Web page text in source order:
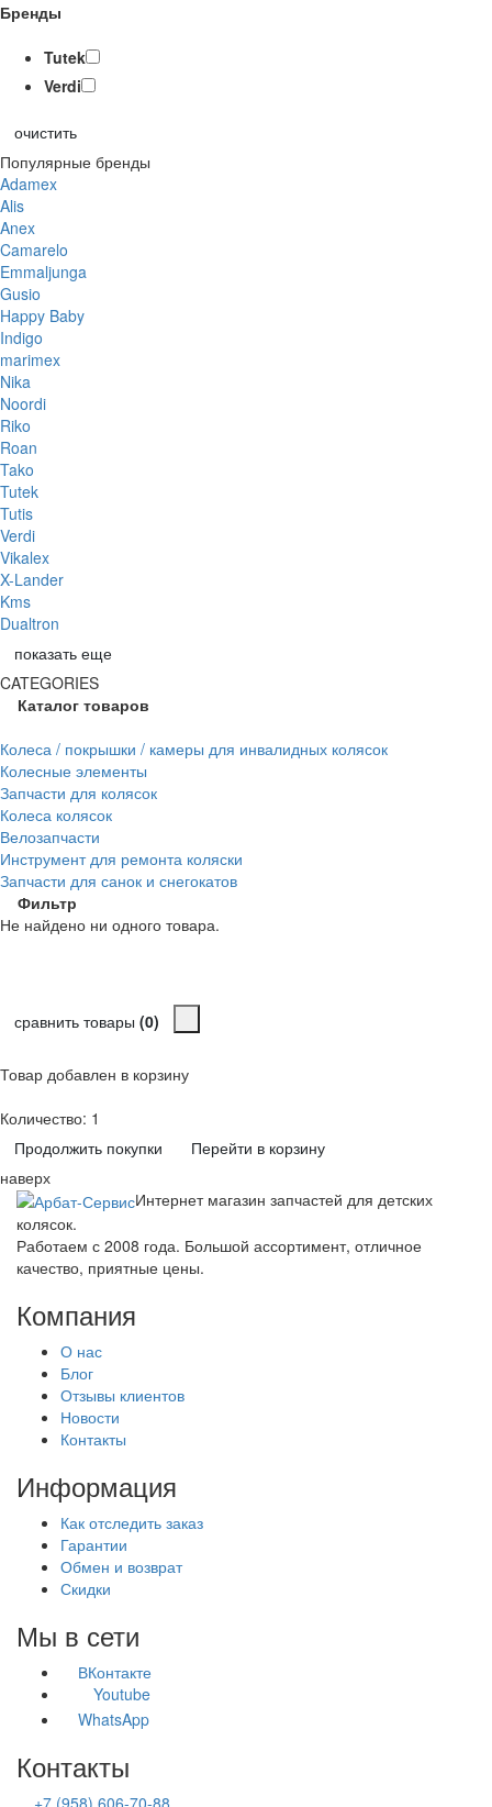
Бренды
Tutek
Verdi
очистить
Популярные бренды
Adamex
Alis
Anex
Camarelo
Emmaljunga
Gusio
Happy Baby
Indigo
marimex
Nika
Noordi
Riko
Roan
Tako
Tutek
Tutis
Verdi
Vikalex
X-Lander
Kms
Dualtron
показать еще
CATEGORIES
Каталог товаров
Колеса / покрышки / камеры для инвалидных колясок
Колесные элементы
Запчасти для колясок
Колеса колясок
Велозапчасти
Инструмент для ремонта коляски
Запчасти для санок и снегокатов
Фильтр
Не найдено ни одного товара.
сравнить товары (0)
Товар добавлен в корзину
Количество: 1
Продолжить покупки
Перейти в корзину
наверх
Интернет магазин запчастей для детских
колясок.
Работаем с 2008 года. Большой ассортимент, отличное
качество, приятные цены.
Компания
О нас
Блог
Отзывы клиентов
Новости
Контакты
Информация
Как отследить заказ
Гарантии
Обмен и возврат
Скидки
Мы в сети
ВКонтакте
Youtube
WhatsApp
Контакты